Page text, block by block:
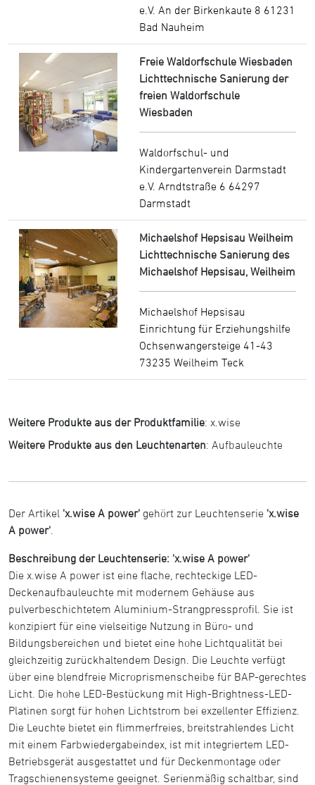
e.V. An der Birkenkaute 8 61231
Bad Nauheim
Freie Waldorfschule Wiesbaden
Lichttechnische Sanierung der
freien Waldorfschule
Wiesbaden
Waldorfschul- und
Kindergartenverein Darmstadt
e.V. Arndtstraße 6 64297
Darmstadt
Michaelshof Hepsisau Weilheim
Lichttechnische Sanierung des
Michaelshof Hepsisau, Weilheim
Michaelshof Hepsisau
Einrichtung für Erziehungshilfe
Ochsenwangersteige 41-43
73235 Weilheim Teck
Weitere Produkte aus der Produktfamilie: x.wise
Weitere Produkte aus den Leuchtenarten: Aufbauleuchte
Der Artikel 'x.wise A power' gehört zur Leuchtenserie 'x.wise
A power'
Beschreibung der Leuchtenserie: 'x.wise A power'
Die x.wise A power ist eine flache, rechteckige LED-
Deckenaufbauleuchte mit modernem Gehäuse aus
pulverbeschichtetem Aluminium-Strangpressprofil. Sie ist
konzipiert für eine vielseitige Nutzung in Büro- und
Bildungsbereichen und bietet eine hohe Lichtqualität bei
gleichzeitig zurückhaltendem Design. Die Leuchte verfügt
über eine blendfreie Microprismenscheibe für BAP-gerechtes
Licht. Die hohe LED-Bestückung mit High-Brightness-LED-
Platinen sorgt für hohen Lichtstrom bei exzellenter Effizienz.
Die Leuchte bietet ein flimmerfreies, breitstrahlendes Licht
mit einem Farbwiedergabeindex, ist mit integriertem LED-
Betriebsgerät ausgestattet und für Deckenmontage oder
Tragschienensysteme geeignet. Serienmäßig schaltbar, sind